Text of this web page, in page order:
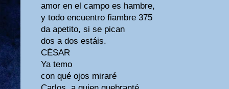
amor en el campo es hambre,
y todo encuentro fiambre 375
da apetito, si se pican
dos a dos estáis.
CÉSAR
Ya temo
con qué ojos miraré